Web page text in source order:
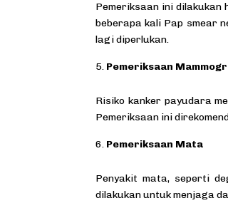
Pemeriksaan ini
beberapa kali Pap smear
lagi diperlukan.
Pemeriksaan
Risiko kanker payudara
Pemeriksaan ini
Pemeriksaan Mata
Penyakit mata, seperti
dilakukan untuk menjaga